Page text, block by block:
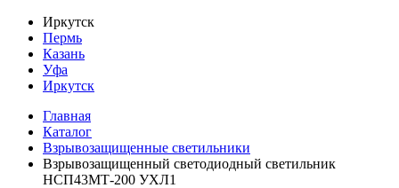
Иркутск
Пермь
Казань
Уфа
Иркутск
Главная
Каталог
Взрывозащищенные светильники
Взрывозащищенный светодиодный светильник
НСП43МТ-200 УХЛ1